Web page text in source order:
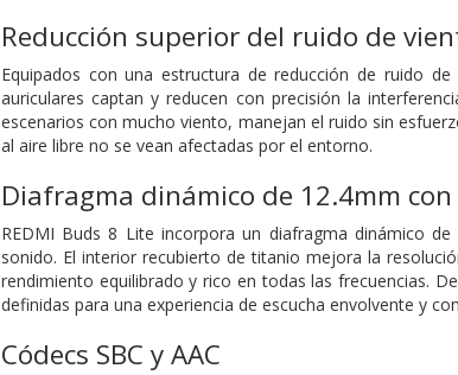
Reducción superior del ruido de
Equipados con una estructura de reducción de ruido
auriculares captan y reducen con precisión la
escenarios con mucho viento, manejan el ruido sin
al aire libre no se vean afectadas por el entorno.
Diafragma dinámico de 12.4mm
REDMI Buds 8 Lite incorpora un diafragma dinámico
sonido. El interior recubierto de titanio mejora la
rendimiento equilibrado y rico en todas las frecuencias.
definidas para una experiencia de escucha envolvente y
Códecs SBC y AAC